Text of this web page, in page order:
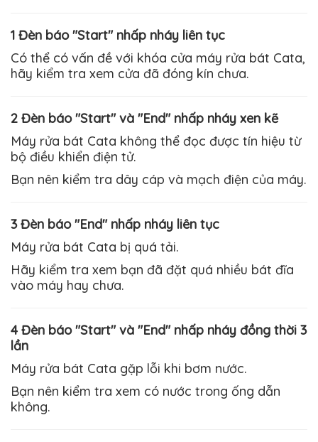
1 Đèn báo "Start" nhấp nháy liên tục
Có thể có vấn đề với khóa cửa máy rửa bát Cata,
hãy kiểm tra xem cửa đã đóng kín chưa.
2 Đèn báo "Start" và "End" nhấp nháy xen kẽ
Máy rửa bát Cata không thể đọc được tín hiệu từ
bộ điều khiển điện tử.
Bạn nên kiểm tra dây cáp và mạch điện của máy.
3 Đèn báo "End" nhấp nháy liên tục
Máy rửa bát Cata bị quá tải.
Hãy kiểm tra xem bạn đã đặt quá nhiều bát đĩa
vào máy hay chưa.
4 Đèn báo "Start" và "End" nhấp nháy đồng thời 3
lần
Máy rửa bát Cata gặp lỗi khi bơm nước.
Bạn nên kiểm tra xem có nước trong ống dẫn
không.